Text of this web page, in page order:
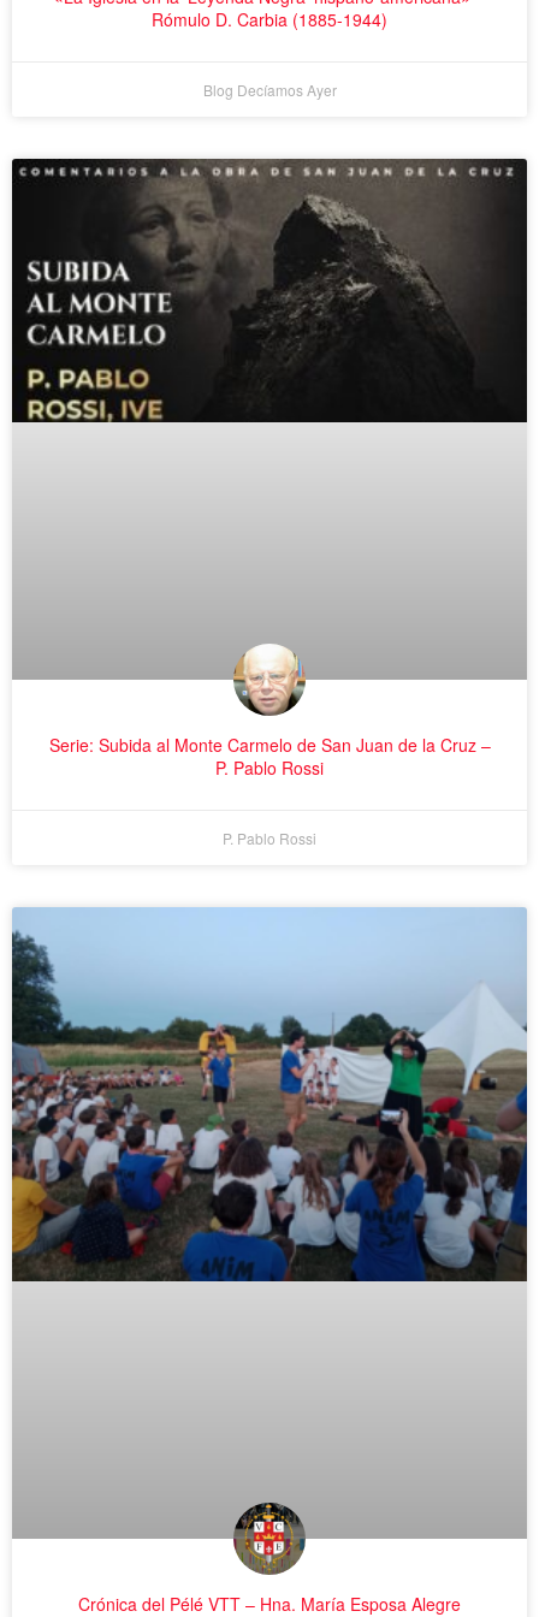
Rómulo D. Carbia (1885-1944)
Blog Decíamos Ayer
Serie: Subida al Monte Carmelo de San Juan de la Cruz –
P. Pablo Rossi
P. Pablo Rossi
Crónica del Pélé VTT – Hna. María Esposa Alegre